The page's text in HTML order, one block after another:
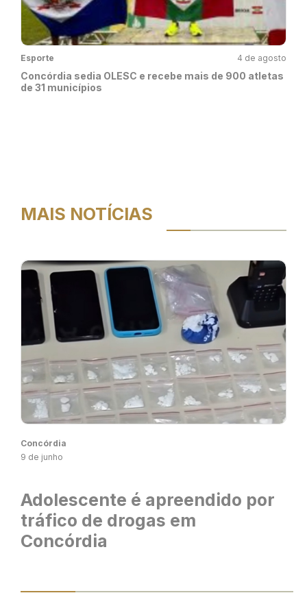
Esporte 4 de agosto
Concórdia sedia OLESC e recebe mais de 900 atletas
de 31 municípios
MAIS NOTÍCIAS
Concórdia
9 de junho
Adolescente é apreendido por
tráfico de drogas em
Concórdia